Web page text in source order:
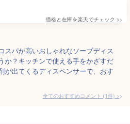
価格と在庫を楽天でチェック >>
スパが高いおしゃれなソープディス
か？キッチンで使える手をかざすだ
が出てくるディスペンサーで、おす
全てのおすすめコメント (1件) >